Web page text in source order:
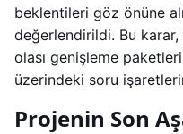
beklentileri göz önüne
değerlendirildi. Bu
olası genişleme
üzerindeki soru
Projenin Son